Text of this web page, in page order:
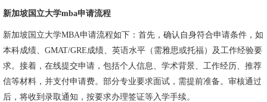
新加坡国立大学mba申请流程
新加坡国立大学MBA申请流程如下：首先，确认自身符合申请条件，如
本科成绩、GMAT/GRE成绩、英语水平（需雅思或托福）及工作经验要
求。接着，在线提交申请，包括个人信息、学术背景、工作经历、推荐
信等材料，并支付申请费。部分专业要求面试，需提前准备。审核通过
后，将收到录取通知，按要求办理签证等入学手续。